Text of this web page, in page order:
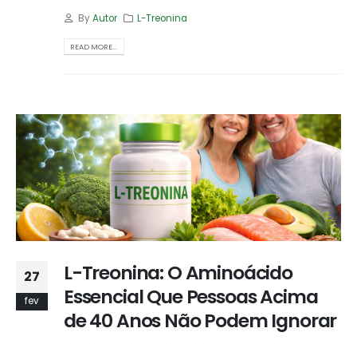
ByAutor L-Treonina
READ MORE...
27
fev
L-Treonina: O Aminoácido
Essencial Que Pessoas Acima
de 40 Anos Não Podem Ignorar